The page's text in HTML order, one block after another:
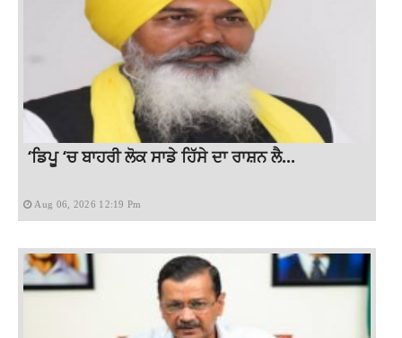
‘ਡਿਪੂ ‘ਚ ਬਾਹਰੀ ਲੋਕ ਸਾਡੇ ਹਿੱਸੇ ਦਾ ਰਾਸ਼ਨ ਲੈ...
Aug 06, 2026 12:19 Pm